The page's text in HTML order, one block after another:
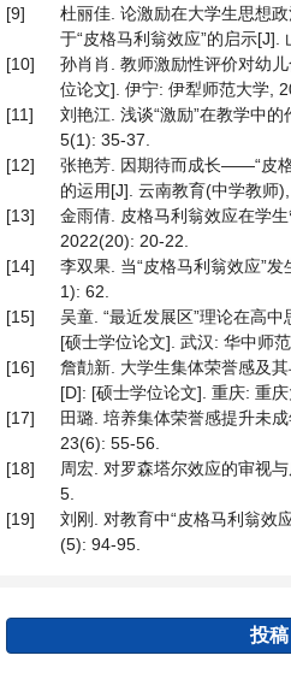
[9]
杜丽佳. 论激励在大学生思想
于“皮格马利翁效应”的启示[J].
[10]
孙肖肖. 教师激励性评价对幼
位论文]. 伊宁: 伊犁师范大学,
[11]
刘艳江. 浅谈“激励”在教学中
5(1): 35-37.
[12]
张艳芳. 因期待而成长——“皮
的运用[J]. 云南教育(中学教师
[13]
金雨倩. 皮格马利翁效应在学
2022(20): 20-22.
[14]
李双果. 当“皮格马利翁效应”
1): 62.
[15]
吴童. “最近发展区”理论在高
[硕士学位论文]. 武汉: 华中师
[16]
詹勣新. 大学生集体荣誉感及
[D]: [硕士学位论文]. 重庆: 重庆
[17]
田璐. 培养集体荣誉感提升未
23(6): 55-56.
[18]
周宏. 对罗森塔尔效应的审视
5.
[19]
刘刚. 对教育中“皮格马利翁效
(5): 94-95.
投稿